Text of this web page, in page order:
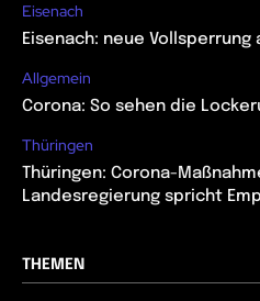
Eisenach
Eisenach: neue Vollsperrung
Allgemein
Corona: So sehen die
Thüringen
Thüringen: Corona-
Landesregierung spricht
THEMEN